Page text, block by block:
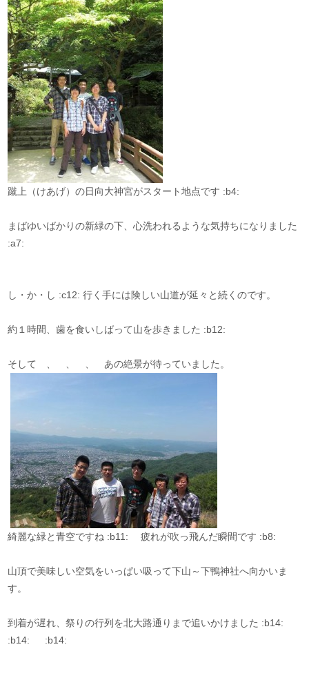
蹴上（けあげ）の日向大神宮がスタート地点です :b4:
まばゆいばかりの新緑の下、心洗われるような気持ちになりました
:a7:
し・か・し :c12: 行く手には険しい山道が延々と続くのです。
約１時間、歯を食いしばって山を歩きました :b12:
そして 、 、 、 あの絶景が待っていました。
綺麗な緑と青空ですね :b11: 疲れが吹っ飛んだ瞬間です :b8:
山頂で美味しい空気をいっぱい吸って下山～下鴨神社へ向かいま
す。
到着が遅れ、祭りの行列を北大路通りまで追いかけました :b14:
:b14: :b14: